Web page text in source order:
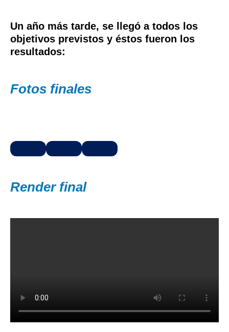
Un año más tarde, se llegó a todos los
objetivos previstos y éstos fueron los
resultados:
Fotos finales
Render final